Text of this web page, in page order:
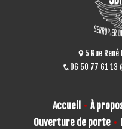
5 Rue
06 50 77 61 13
Accueil À
Ouverture de porte